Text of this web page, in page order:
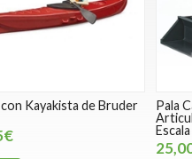
con Kayakista de Bruder
Pala